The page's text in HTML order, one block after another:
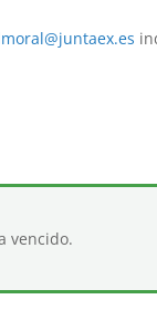
vencido.